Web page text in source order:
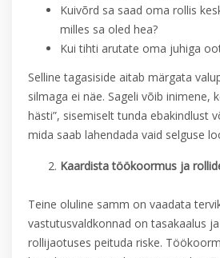
Kuivõrd sa saad oma rollis
milles sa oled hea?
Kui tihti arutate oma juhiga
Selline tagasiside aitab märgata
silmaga ei näe. Sageli võib inimene,
hästi”, sisemiselt tunda ebakindlust
mida saab lahendada vaid selguse
Kaardista töökoormus ja
Teine oluline samm on vaadata
vastutusvaldkonnad on tasakaalus
rollijaotuses peituda riske.